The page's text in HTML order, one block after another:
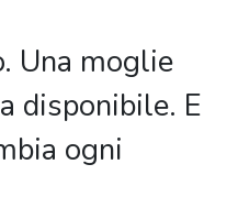
Una moglie
disponibile. E
ogni